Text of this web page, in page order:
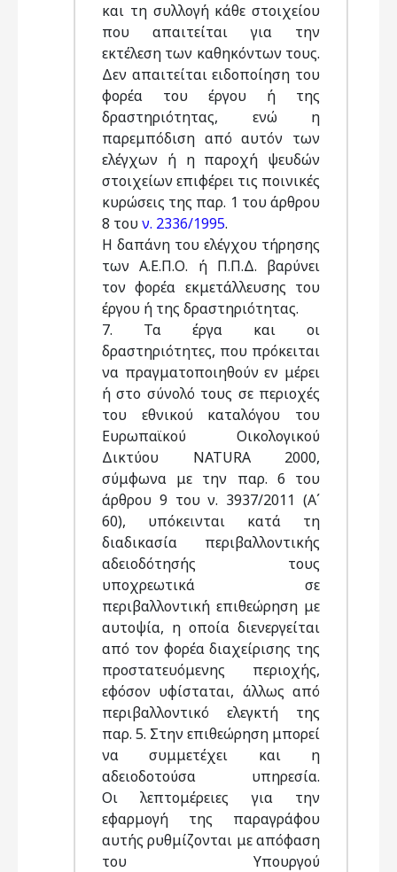
και τη συλλογή κάθε στοιχείου
που απαιτείται για την
εκτέλεση των καθηκόντων τους.
Δεν απαιτείται ειδοποίηση του
φορέα του έργου ή της
δραστηριότητας, ενώ η
παρεμπόδιση από αυτόν των
ελέγχων ή η παροχή ψευδών
στοιχείων επιφέρει τις ποινικές
κυρώσεις της παρ. 1 του άρθρου
8 του ν. 2336/1995.
Η δαπάνη του ελέγχου τήρησης
των Α.Ε.Π.Ο. ή Π.Π.Δ. βαρύνει
τον φορέα εκμετάλλευσης του
έργου ή της δραστηριότητας.
7. Τα έργα και οι
δραστηριότητες, που πρόκειται
να πραγματοποιηθούν εν μέρει
ή στο σύνολό τους σε περιοχές
του εθνικού καταλόγου του
Ευρωπαϊκού Οικολογικού
Δικτύου NATURA 2000,
σύμφωνα με την παρ. 6 του
άρθρου 9 του ν. 3937/2011 (Α΄
60), υπόκεινται κατά τη
διαδικασία περιβαλλοντικής
αδειοδότησής τους
υποχρεωτικά σε
περιβαλλοντική επιθεώρηση με
αυτοψία, η οποία διενεργείται
από τον φορέα διαχείρισης της
προστατευόμενης περιοχής,
εφόσον υφίσταται, άλλως από
περιβαλλοντικό ελεγκτή της
παρ. 5. Στην επιθεώρηση μπορεί
να συμμετέχει και η
αδειοδοτούσα υπηρεσία.
Οι λεπτομέρειες για την
εφαρμογή της παραγράφου
αυτής ρυθμίζονται με απόφαση
του Υπουργού